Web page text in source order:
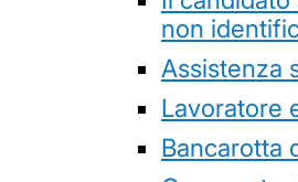
non
Assistenza
Lavoratore
Bancarotta